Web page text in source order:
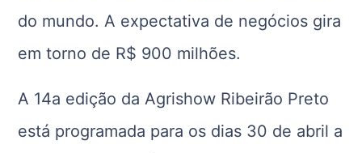
do mundo. A expectativa de negócios gira
em torno de R$ 900 milhões.
A 14a edição da Agrishow Ribeirão Preto
está programada para os dias 30 de abril a